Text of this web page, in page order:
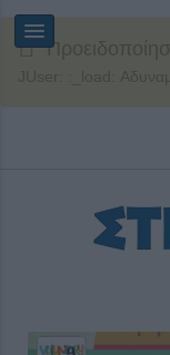
JUser: :_load: